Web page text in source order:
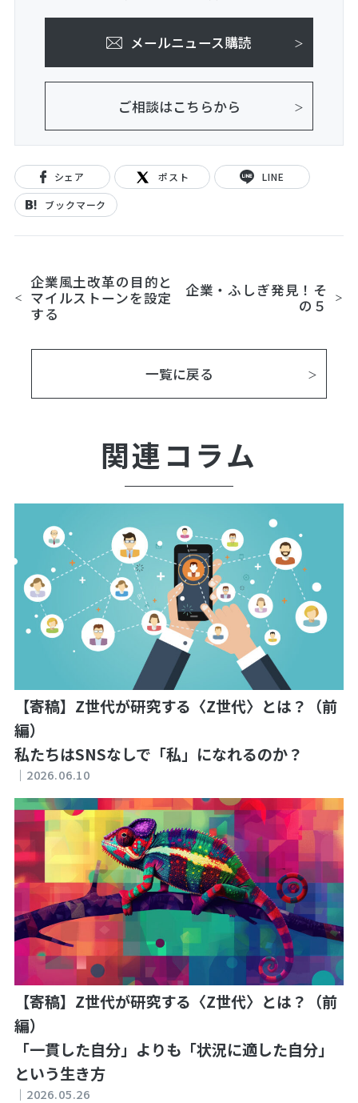
メールニュース購読
ご相談はこちらから
シェア ポスト LINE
ブックマーク
企業風土改革の目的と
マイルストーンを設定
する
一覧に戻る
企業・ふしぎ発見！そ
の５
関連コラム
【寄稿】Z世代が研究する〈Z世代〉とは？（前
編）
私たちはSNSなしで「私」になれるのか？
｜ 2026.06.10
【寄稿】Z世代が研究する〈Z世代〉とは？（前
編）
「一貫した自分」よりも「状況に適した自分」
という生き方
｜ 2026.05.26